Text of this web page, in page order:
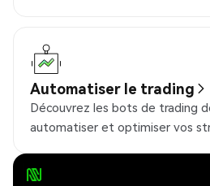
Automatiser le trading
Découvrez les bots de trading
automatiser et optimiser vos